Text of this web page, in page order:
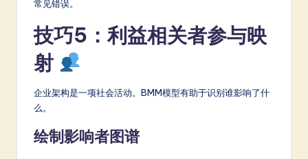
常见错误。
技巧5：利益相关者参与映
射
企业架构是一项社会活动。BMM模型有助于识别谁影响了什
么。
绘制影响者图谱